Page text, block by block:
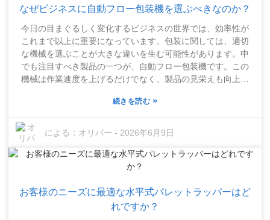
パーを持つことは、信頼性が高く、品質に真剣に取り組んで
するには、ある程度のノウハウが必要です。工場は、CE規格
の細部に至るまで把握するために、時間とリソースを投資し
なければならないことがよくあります。しかし正直なとこ
ろ、その努力は市場へのアクセス向上と評判の向上という形
で報われる可能性があります。ただし、規則は常に変化する
ため、企業は常に注意を払う必要があります。パッケージン
なぜビジネスに自動フロー包装機を選ぶべきなのか？
今日の目まぐるしく変化するビジネスの世界では、効率性が
これまで以上に重要になっています。包装に関しては、適切
な機械を選ぶことが大きな違いを生む可能性があります。中
でも注目すべき製品の一つが、自動フロー包装機です。この
機械は作業速度を上げるだけでなく、製品の見栄えも向上さ
産速度を向上させ、人件費を削減できるかを実証してきまし
投資を検討していますか？それは、品質を重視し、常に時代
の最先端を行くという企業の姿勢を明確に示すものです。包
装プロセスを自動化する機能により、企業はこれまで以上に
容易に高まる顧客の期待に応えることができます。もちろ
ます。しかし、正直なところ、長期的な視点で考える価値は
あります。効率性の向上と顧客満足度の向上は、初期費用を
続きを読む »
による： オリバー - 2026年6月9日
お客様のニーズに最適な水平式パレットラッパーはど
れですか？